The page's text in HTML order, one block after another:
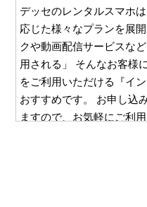
デッセのレンタルスマホ
応じた様々なプランを展
クや動画配信サービスな
用される」 そんなお客様
をご利用いただける『イ
おすすめです。 お申し込
ますので、お気軽にご利用